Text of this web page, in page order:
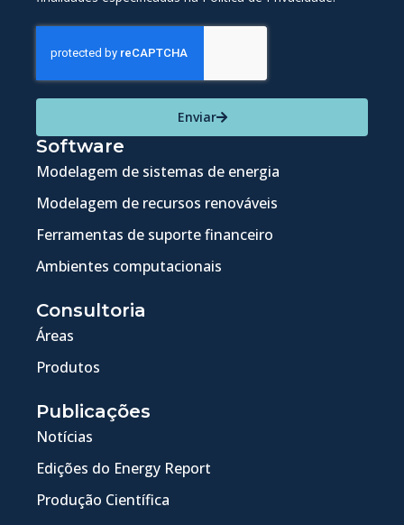
Enviar
Software
Modelagem de sistemas de energia
Modelagem de recursos renováveis
Ferramentas de suporte financeiro
Ambientes computacionais
Consultoria
Áreas
Produtos
Publicações
Notícias
Edições do Energy Report
Produção Científica